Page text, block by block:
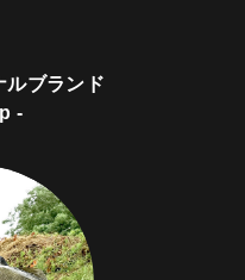
ルブランド
-